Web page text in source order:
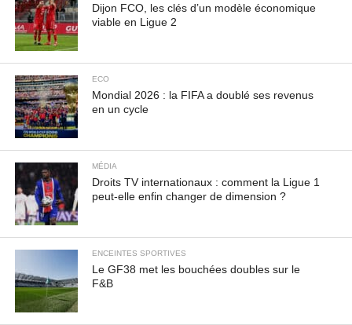
Dijon FCO, les clés d’un modèle économique
viable en Ligue 2
ECO
Mondial 2026 : la FIFA a doublé ses revenus
en un cycle
MÉDIA
Droits TV internationaux : comment la Ligue 1
peut-elle enfin changer de dimension ?
ENCEINTES SPORTIVES
Le GF38 met les bouchées doubles sur le
F&B